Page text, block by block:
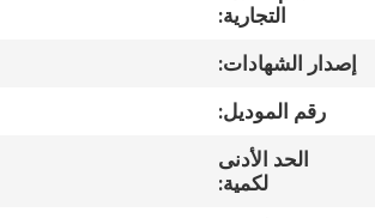
جولة
التجارية:
إصدار الشهادات:
رقم الموديل:
الحد الأدنى
لكمية: